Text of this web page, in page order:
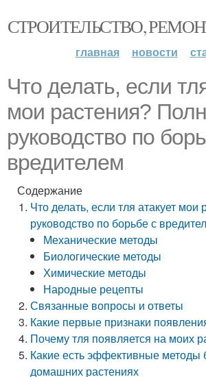
СТРОИТЕЛЬСТВО,
главная новости
Что делать, если
мои растения?
руководство по
вредителем
Содержание
Что делать, если тля атакует
руководство по борьбе с
Механические методы
Биологические методы
Химические методы
Народные рецепты
Связанные вопросы и ответы
Какие первые признаки
Почему тля появляется на моих
Какие есть эффективные методы
домашних растениях